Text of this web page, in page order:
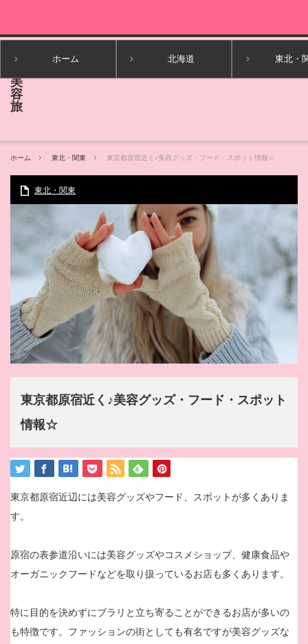
ホーム 北海道 東北・
ホーム 東北・関東 東京都原宿近く♪美容グッズ・フード・スポット情報☆
東北・関東
東京都原宿近く♪美容グッズ・フード・スポット
情報☆
東京都原宿近辺には美容グッズやフード、スポットが多くありま
す。
原宿の表参道沿いには美容グッズやコスメショップ、健康食品や
オーガニックフードなどを取り扱っているお店も多くあります。
特に目的を決めずにブラリと立ち寄ることができるお店が多いの
も特徴です。ファッションの街としても有名ですが美容グッズな